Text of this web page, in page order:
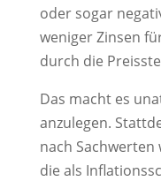
oder sogar
weniger Zinsen
durch die
Das macht es
anzulegen.
nach
die als